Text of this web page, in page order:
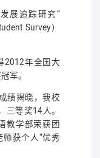
展追踪研究”
Survey）
2012年全国大
军。
绩揭晓，我校
等奖14人。
教学部荣获团
获个人“优秀